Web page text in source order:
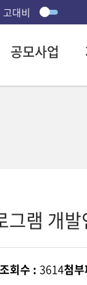
고대비
공모사업
램 개
조회수 : 3614첨